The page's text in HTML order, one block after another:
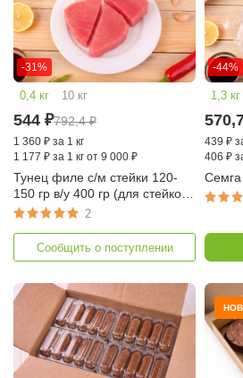
-31%
0,4 кг 10 кг
544 ₽792,4₽
1 360 ₽ за 1 кг
1 177 ₽ за 1 кг от 9 000 ₽
Тунец филе с/м стейки 120-
150 гр в/у 400 гр (для стейков,
тартара, Вьетнам)
2
Сообщить о поступлении
-44%
1,3 кг
439 ₽
406 ₽
Семга